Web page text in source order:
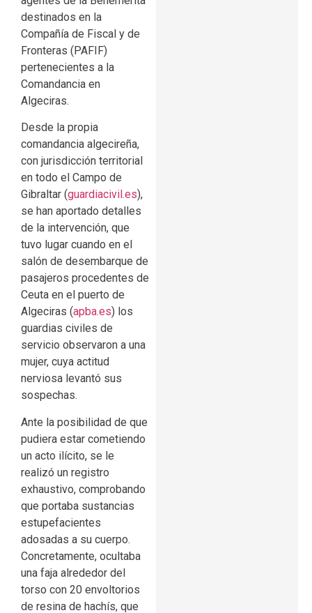
destinados en la
Compañía de Fiscal y de
Fronteras (PAFIF)
pertenecientes a la
Comandancia en
Algeciras.
Desde la propia
comandancia algecireña,
con jurisdicción territorial
en todo el Campo de
Gibraltar (guardiacivil.es),
se han aportado detalles
de la intervención, que
tuvo lugar cuando en el
salón de desembarque de
pasajeros procedentes de
Ceuta en el puerto de
Algeciras (apba.es) los
guardias civiles de
servicio observaron a una
mujer, cuya actitud
nerviosa levantó sus
sospechas.
Ante la posibilidad de que
pudiera estar cometiendo
un acto ilícito, se le
realizó un registro
exhaustivo, comprobando
que portaba sustancias
estupefacientes
adosadas a su cuerpo.
Concretamente, ocultaba
una faja alrededor del
torso con 20 envoltorios
de resina de hachís, que